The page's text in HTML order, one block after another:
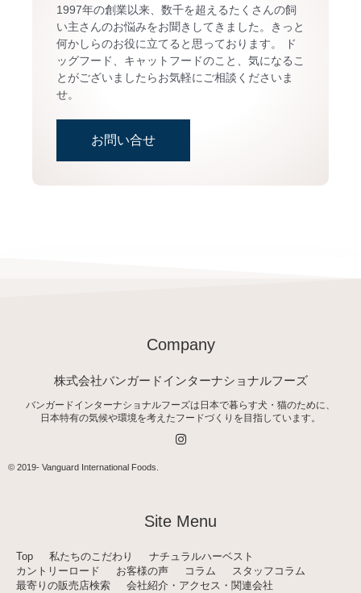
1997年の創業以来、数千を超えるたくさんの飼
い主さんのお悩みをお聞きしてきました。きっと
何かしらのお役に立てると思っております。 ド
ッグフード、キャットフードのこと、気になるこ
とがございましたらお気軽にご相談くださいま
せ。
お問い合せ
Company
株式会社バンガードインターナショナルフーズ
バンガードインターナショナルフーズは日本で暮らす犬・猫のために、
日本特有の気候や環境を考えたフードづくりを目指しています。
I
n
a
m
© 2019- Vanguard International Foods
Site Menu
Top 私たちのこだわり
ナチュラルハーベスト
カントリーロード
お客様の声 コラム
スタッフコラム
最寄りの販売店検索
会社紹介・アクセス・関連会社